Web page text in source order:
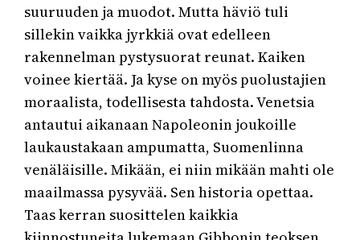
suuruuden ja muodot. Mutta häviö tuli
sillekin vaikka jyrkkiä ovat edelleen
rakennelman pystysuorat reunat. Kaiken
voinee kiertää. Ja kyse on myös puolustajien
moraalista, todellisesta tahdosta. Venetsia
antautui aikanaan Napoleonin joukoille
laukaustakaan ampumatta, Suomenlinna
venäläisille. Mikään, ei niin mikään mahti ole
maailmassa pysyvää. Sen historia opettaa.
Taas kerran suosittelen kaikkia